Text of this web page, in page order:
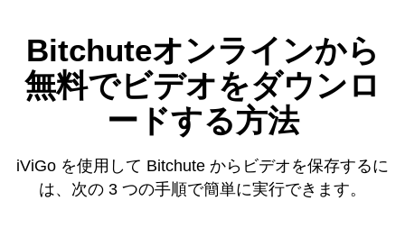
Bitchuteオンラインから
無料でビデオをダウンロ
ードする方法
iViGo を使用して Bitchute からビデオを保存するに
は、次の 3 つの手順で簡単に実行できます。